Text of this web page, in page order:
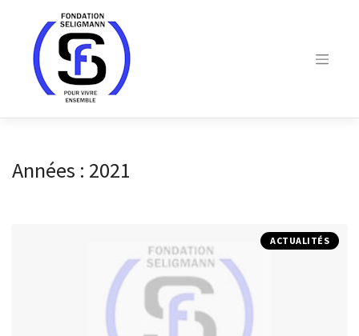
Années : 2021
ACTUALITÉS